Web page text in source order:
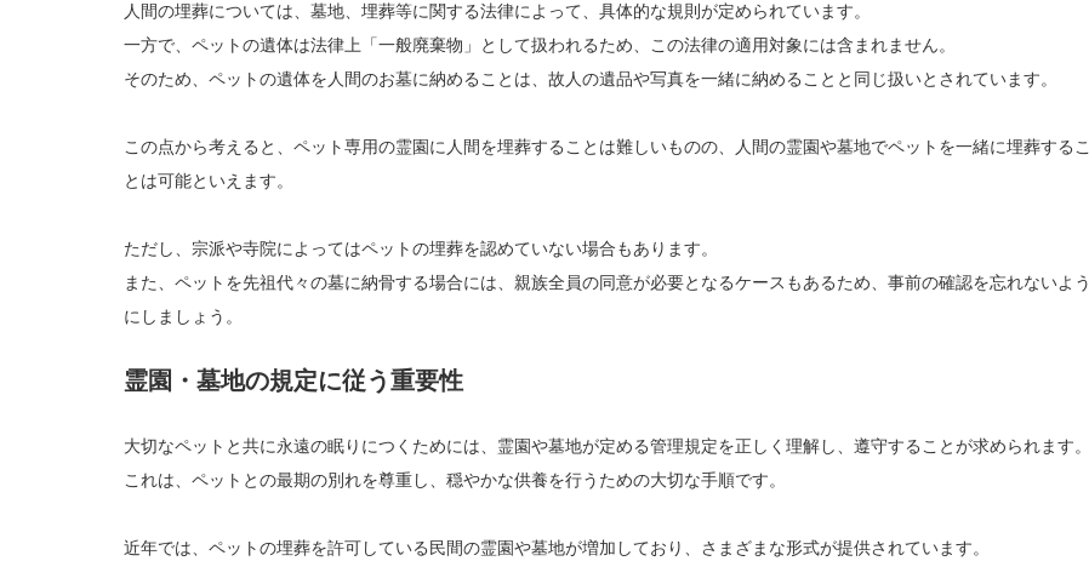
人間の埋葬については、墓地、埋葬等に関する法律によって、具体的な規則が定められています。
一方で、ペットの遺体は法律上「一般廃棄物」として扱われるため、この法律の適用対象には含まれません。
そのため、ペットの遺体を人間のお墓に納めることは、故人の遺品や写真を一緒に納めることと同じ扱いとされています。
この点から考えると、ペット専用の霊園に人間を埋葬することは難しいものの、人間の霊園や墓地でペットを一緒に埋葬するこ
とは可能といえます。
ただし、宗派や寺院によってはペットの埋葬を認めていない場合もあります。
また、ペットを先祖代々の墓に納骨する場合には、親族全員の同意が必要となるケースもあるため、事前の確認を忘れないよう
にしましょう。
霊園・墓地の規定に従う重要性
大切なペットと共に永遠の眠りにつくためには、霊園や墓地が定める管理規定を正しく理解し、遵守することが求められます。
これは、ペットとの最期の別れを尊重し、穏やかな供養を行うための大切な手順です。
近年では、ペットの埋葬を許可している民間の霊園や墓地が増加しており、さまざまな形式が提供されています。